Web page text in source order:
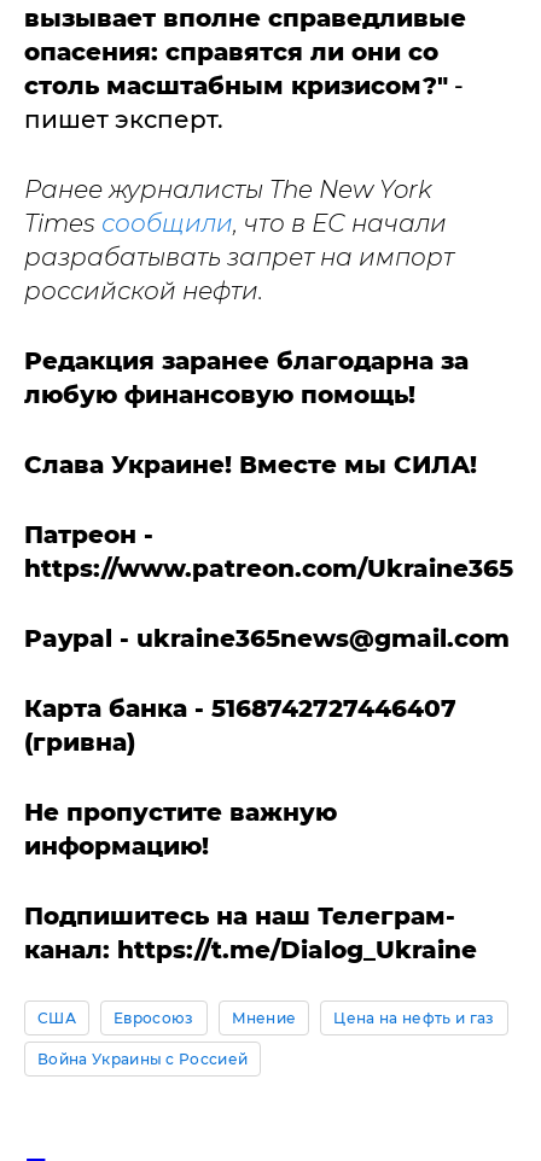
вызывает вполне справедливые
опасения: справятся ли они со
столь масштабным кризисом?" -
пишет эксперт.
Ранее журналисты The New York
Times сообщили, что в ЕС начали
разрабатывать запрет на импорт
российской нефти.
Редакция заранее благодарна за
любую финансовую помощь!
Слава Украине! Вместе мы СИЛА!
Патреон -
https://www.patreon.com/Ukraine365
Paypal - ukraine365news@gmail.com
Карта банка - 5168742727446407
(гривна)
Не пропустите важную
информацию!
Подпишитесь на наш Телеграм-
канал: https://t.me/Dialog_Ukraine
США Евросоюз Мнение Цена на нефть и газ
Война Украины с Россией